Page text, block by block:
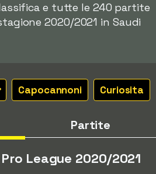
e tutte le 240 partite
2020/2021 in Saudi
Capocannoni Curiosita
Partite
League 2020/2021